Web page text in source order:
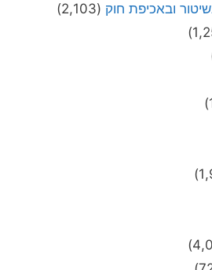
ובאכיפת חוק (2,103)